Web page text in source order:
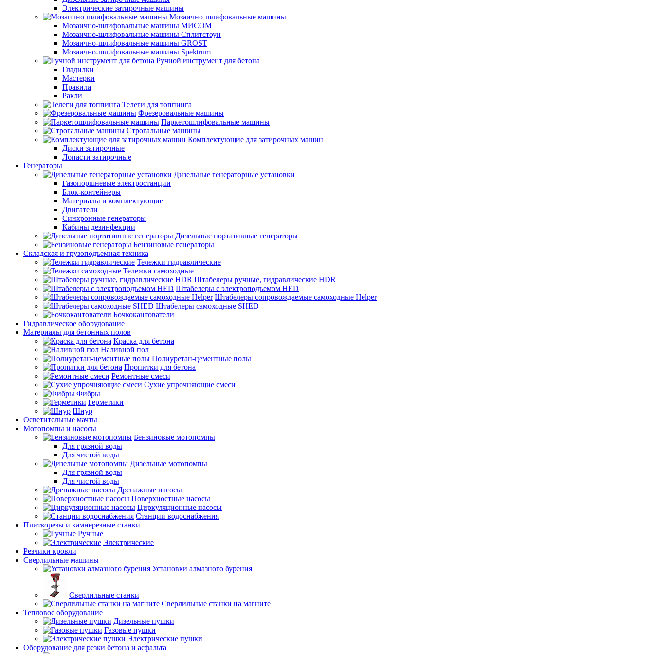
Электрические затирочные машины
Мозаично-шлифовальные машины
Мозаично-шлифовальные машины МИСОМ
Мозаично-шлифовальные машины Сплитстоун
Мозаично-шлифовальные машины GROST
Мозаично-шлифовальные машины Spektrum
Ручной инструмент для бетона
Гладилки
Мастерки
Правила
Ракли
Телеги для топпинга
Фрезеровальные машины
Паркетошлифовальные машины
Строгальные машины
Комплектующие для затирочных машин
Диски затирочные
Лопасти затирочные
Генераторы
Дизельные генераторные установки
Газопоршневые электростанции
Блок-контейнеры
Материалы и комплектующие
Двигатели
Синхронные генераторы
Кабины дезинфекции
Дизельные портативные генераторы
Бензиновые генераторы
Складская и грузоподъемная техника
Тележки гидравлические
Тележки самоходные
Штабелеры ручные, гидравлические HDR
Штабелеры с электроподъемом HED
Штабелеры сопровождаемые самоходные Helper
Штабелеры самоходные SHED
Бочкокантователи
Гидравлическое оборудование
Материалы для бетонных полов
Краска для бетона
Наливной пол
Полиуретан-цементные полы
Пропитки для бетона
Ремонтные смеси
Сухие упрочняющие смеси
Фибры
Герметики
Шнур
Осветительные мачты
Мотопомпы и насосы
Бензиновые мотопомпы
Для грязной воды
Для чистой воды
Дизельные мотопомпы
Для грязной воды
Для чистой воды
Дренажные насосы
Поверхностные насосы
Циркуляционные насосы
Станции водоснабжения
Плиткорезы и камнерезные станки
Ручные
Электрические
Резчики кровли
Сверлильные машины
Установки алмазного бурения
Сверлильные станки
Сверлильные станки на магните
Тепловое оборудование
Дизельные пушки
Газовые пушки
Электрические пушки
Оборудование для резки бетона и асфальта